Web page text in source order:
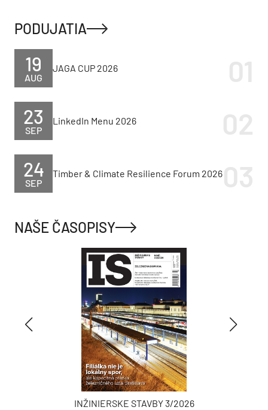
PODUJATIA
AUG
19 JAGA CUP 2026
SEP
23 LinkedIn Menu 2026
SEP
24 Timber & Climate Resilience Forum 2026
NAŠE ČASOPISY
INŽINIERSKE STAVBY 3/2026